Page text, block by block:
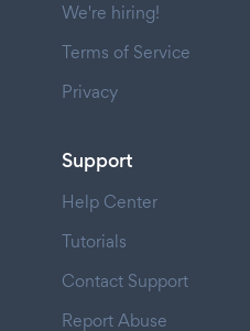
We're hiring!
Terms of Service
Privacy
Support
Help Center
Tutorials
Contact Support
Report Abuse